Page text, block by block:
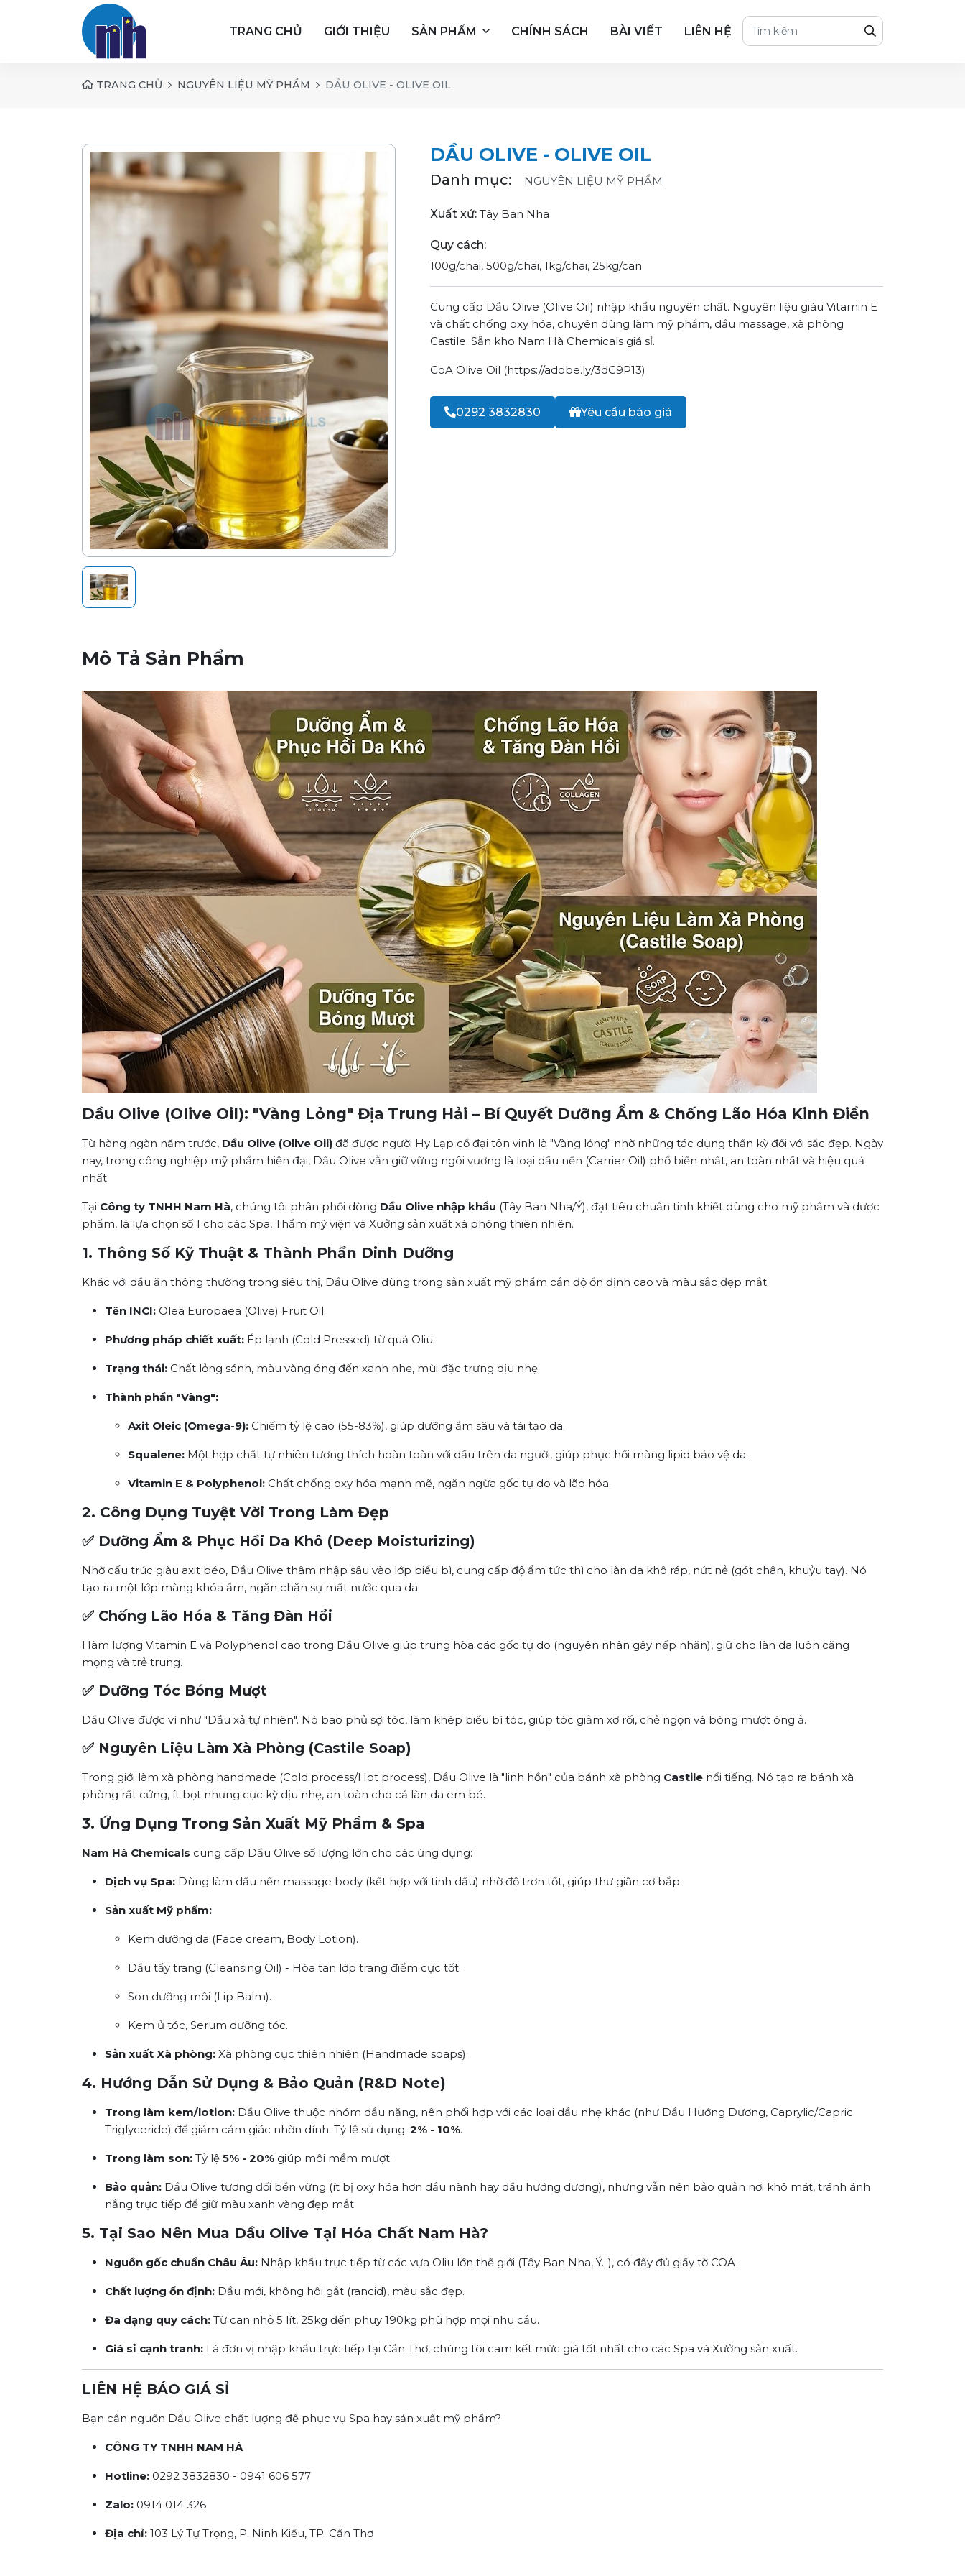
TRANG CHỦ GIỚI THIỆU SẢN PHẨM CHÍNH SÁCH BÀI VIẾT LIÊN HỆ
TRANG CHỦ NGUYÊN LIỆU MỸ PHẨM DẦU OLIVE - OLIVE OIL
DẦU OLIVE - OLIVE OIL
Danh mục: NGUYÊN LIỆU MỸ PHẨM
Xuất xứ: Tây Ban Nha
Quy cách:
100g/chai, 500g/chai, 1kg/chai, 25kg/can
Cung cấp Dầu Olive (Olive Oil) nhập khẩu nguyên chất. Nguyên liệu giàu Vitamin E
và chất chống oxy hóa, chuyên dùng làm mỹ phẩm, dầu massage, xà phòng
Castile. Sẵn kho Nam Hà Chemicals giá sỉ.
CoA Olive Oil (https://adobe.ly/3dC9P13)
0292 3832830 Yêu cầu báo giá
Mô Tả Sản Phẩm
Dầu Olive (Olive Oil): "Vàng Lỏng" Địa Trung Hải – Bí Quyết Dưỡng Ẩm & Chống Lão Hóa Kinh Điển
Từ hàng ngàn năm trước, Dầu Olive (Olive Oil) đã được người Hy Lạp cổ đại tôn vinh là "Vàng lỏng" nhờ những tác dụng thần kỳ đối với sắc đẹp. Ngày
nay, trong công nghiệp mỹ phẩm hiện đại, Dầu Olive vẫn giữ vững ngôi vương là loại dầu nền (Carrier Oil) phổ biến nhất, an toàn nhất và hiệu quả
nhất.
Tại Công ty TNHH Nam Hà, chúng tôi phân phối dòng Dầu Olive nhập khẩu (Tây Ban Nha/Ý), đạt tiêu chuẩn tinh khiết dùng cho mỹ phẩm và dược
phẩm, là lựa chọn số 1 cho các Spa, Thẩm mỹ viện và Xưởng sản xuất xà phòng thiên nhiên.
1. Thông Số Kỹ Thuật & Thành Phần Dinh Dưỡng
Khác với dầu ăn thông thường trong siêu thị, Dầu Olive dùng trong sản xuất mỹ phẩm cần độ ổn định cao và màu sắc đẹp mắt.
Tên INCI: Olea Europaea (Olive) Fruit Oil.
Phương pháp chiết xuất: Ép lạnh (Cold Pressed) từ quả Oliu.
Trạng thái: Chất lỏng sánh, màu vàng óng đến xanh nhẹ, mùi đặc trưng dịu nhẹ.
Thành phần "Vàng":
Axit Oleic (Omega-9): Chiếm tỷ lệ cao (55-83%), giúp dưỡng ẩm sâu và tái tạo da.
Squalene: Một hợp chất tự nhiên tương thích hoàn toàn với dầu trên da người, giúp phục hồi màng lipid bảo vệ da.
Vitamin E & Polyphenol: Chất chống oxy hóa mạnh mẽ, ngăn ngừa gốc tự do và lão hóa.
2. Công Dụng Tuyệt Vời Trong Làm Đẹp
✅ Dưỡng Ẩm & Phục Hồi Da Khô (Deep Moisturizing)
Nhờ cấu trúc giàu axit béo, Dầu Olive thâm nhập sâu vào lớp biểu bì, cung cấp độ ẩm tức thì cho làn da khô ráp, nứt nẻ (gót chân, khuỷu tay). Nó
tạo ra một lớp màng khóa ẩm, ngăn chặn sự mất nước qua da.
✅ Chống Lão Hóa & Tăng Đàn Hồi
Hàm lượng Vitamin E và Polyphenol cao trong Dầu Olive giúp trung hòa các gốc tự do (nguyên nhân gây nếp nhăn), giữ cho làn da luôn căng
mọng và trẻ trung.
✅ Dưỡng Tóc Bóng Mượt
Dầu Olive được ví như "Dầu xả tự nhiên". Nó bao phủ sợi tóc, làm khép biểu bì tóc, giúp tóc giảm xơ rối, chẻ ngọn và bóng mượt óng ả.
✅ Nguyên Liệu Làm Xà Phòng (Castile Soap)
Trong giới làm xà phòng handmade (Cold process/Hot process), Dầu Olive là "linh hồn" của bánh xà phòng Castile nổi tiếng. Nó tạo ra bánh xà
phòng rất cứng, ít bọt nhưng cực kỳ dịu nhẹ, an toàn cho cả làn da em bé.
3. Ứng Dụng Trong Sản Xuất Mỹ Phẩm & Spa
Nam Hà Chemicals cung cấp Dầu Olive số lượng lớn cho các ứng dụng:
Dịch vụ Spa: Dùng làm dầu nền massage body (kết hợp với tinh dầu) nhờ độ trơn tốt, giúp thư giãn cơ bắp.
Sản xuất Mỹ phẩm:
Kem dưỡng da (Face cream, Body Lotion).
Dầu tẩy trang (Cleansing Oil) - Hòa tan lớp trang điểm cực tốt.
Son dưỡng môi (Lip Balm).
Kem ủ tóc, Serum dưỡng tóc.
Sản xuất Xà phòng: Xà phòng cục thiên nhiên (Handmade soaps).
4. Hướng Dẫn Sử Dụng & Bảo Quản (R&D Note)
Trong làm kem/lotion: Dầu Olive thuộc nhóm dầu nặng, nên phối hợp với các loại dầu nhẹ khác (như Dầu Hướng Dương, Caprylic/Capric
Triglyceride) để giảm cảm giác nhờn dính. Tỷ lệ sử dụng: 2% - 10%.
Trong làm son: Tỷ lệ 5% - 20% giúp môi mềm mượt.
Bảo quản: Dầu Olive tương đối bền vững (ít bị oxy hóa hơn dầu nành hay dầu hướng dương), nhưng vẫn nên bảo quản nơi khô mát, tránh ánh
nắng trực tiếp để giữ màu xanh vàng đẹp mắt.
5. Tại Sao Nên Mua Dầu Olive Tại Hóa Chất Nam Hà?
Nguồn gốc chuẩn Châu Âu: Nhập khẩu trực tiếp từ các vựa Oliu lớn thế giới (Tây Ban Nha, Ý...), có đầy đủ giấy tờ COA.
Chất lượng ổn định: Dầu mới, không hôi gắt (rancid), màu sắc đẹp.
Đa dạng quy cách: Từ can nhỏ 5 lít, 25kg đến phuy 190kg phù hợp mọi nhu cầu.
Giá sỉ cạnh tranh: Là đơn vị nhập khẩu trực tiếp tại Cần Thơ, chúng tôi cam kết mức giá tốt nhất cho các Spa và Xưởng sản xuất.
LIÊN HỆ BÁO GIÁ SỈ
Bạn cần nguồn Dầu Olive chất lượng để phục vụ Spa hay sản xuất mỹ phẩm?
CÔNG TY TNHH NAM HÀ
Hotline: 0292 3832830 - 0941 606 577
Zalo: 0914 014 326
Địa chỉ: 103 Lý Tự Trọng, P. Ninh Kiều, TP. Cần Thơ